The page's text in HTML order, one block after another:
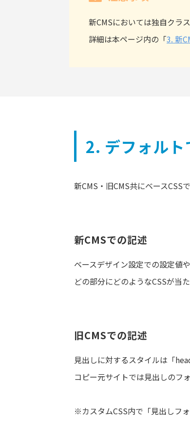
新CMSにおいては独自クラ
詳細は本ページ内の「3. 新
2. デフォル
新CMS・旧CMS共にベースCSS
新CMSでの記述
ベースデザイン設定での設定値
どの部分にどのようなCSSが当
旧CMSでの記述
見出しに対するスタイルは「
コピー元サイトでは見出しのフ
※カスタムCSS内で「見出しフ